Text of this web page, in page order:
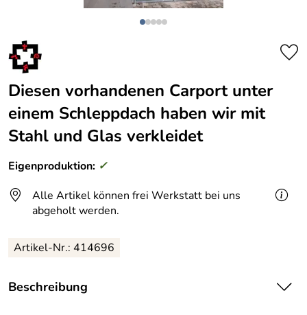
Diesen vorhandenen Carport unter
einem Schleppdach haben wir mit
Stahl und Glas verkleidet
Eigenproduktion: ✓
Alle Artikel können frei Werkstatt bei uns
abgeholt werden.
Artikel-Nr.: 414696
Beschreibung